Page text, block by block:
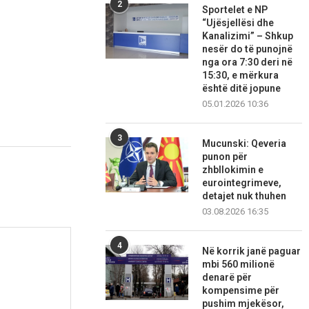
2
Sportelet e NP
“Ujësjellësi dhe
Kanalizimi” – Shkup
nesër do të punojnë
nga ora 7:30 deri në
15:30, e mërkura
është ditë jopune
05.01.2026 10:36
3
Mucunski: Qeveria
punon për
zhbllokimin e
eurointegrimeve,
detajet nuk thuhen
03.08.2026 16:35
4
Në korrik janë paguar
mbi 560 milionë
denarë për
kompensime për
pushim mjekësor,